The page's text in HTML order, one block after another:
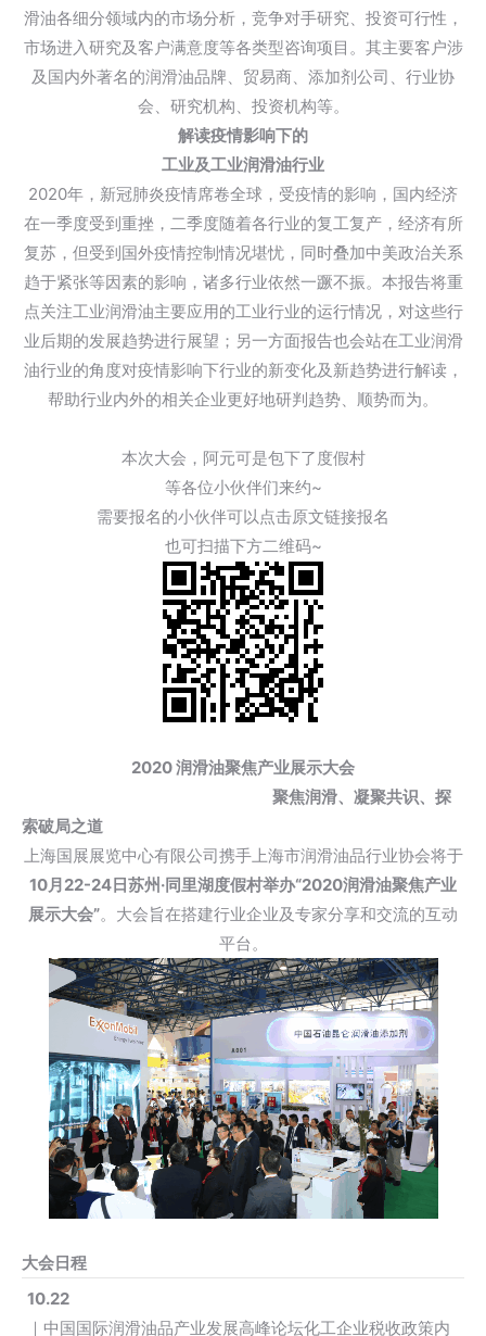
滑油各细分领域内的市场分析，竞争对手研究、投资可行性，
市场进入研究及客户满意度等各类型咨询项目。其主要客户涉
及国内外著名的润滑油品牌、贸易商、添加剂公司、行业协
会、研究机构、投资机构等。
解读疫情影响下的
工业及工业润滑油行业
2020年，新冠肺炎疫情席卷全球，受疫情的影响，国内经济
在一季度受到重挫，二季度随着各行业的复工复产，经济有所
复苏，但受到国外疫情控制情况堪忧，同时叠加中美政治关系
趋于紧张等因素的影响，诸多行业依然一蹶不振。本报告将重
点关注工业润滑油主要应用的工业行业的运行情况，对这些行
业后期的发展趋势进行展望；另一方面报告也会站在工业润滑
油行业的角度对疫情影响下行业的新变化及新趋势进行解读，
帮助行业内外的相关企业更好地研判趋势、顺势而为。
本次大会，阿元可是包下了度假村
等各位小伙伴们来约~
需要报名的小伙伴可以点击原文链接报名
也可扫描下方二维码~
2020 润滑油聚焦产业展示大会
聚焦润滑、凝聚共识、探
索破局之道
上海国展展览中心有限公司携手上海市润滑油品行业协会将于
10月22-24日苏州·同里湖度假村举办“2020润滑油聚焦产业
展示大会”。大会旨在搭建行业企业及专家分享和交流的互动
平台。
大会日程
10.22
｜中国国际润滑油品产业发展高峰论坛化工企业税收政策内